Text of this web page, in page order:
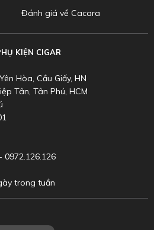
Đánh giá về Cacara
KIỆN CIGAR
Hòa, Cầu Giấy, HN
Tân, Tân Phú, HCM
0972.126.126
trong tuần